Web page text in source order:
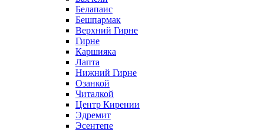
Белапаис
Бешпармак
Верхний Гирне
Гирне
Каршияка
Лапта
Нижний Гирне
Озанкой
Читалкой
Центр Кирении
Эдремит
Эсентепе